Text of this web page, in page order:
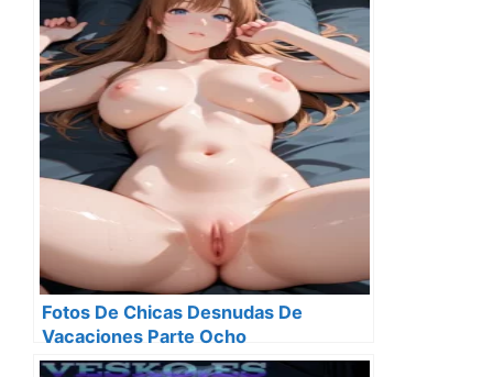
Fotos De Chicas Desnudas De
Vacaciones Parte Ocho